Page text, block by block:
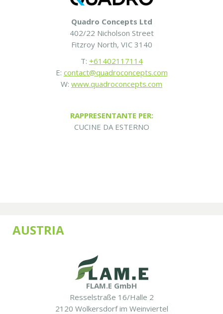
Quadro Concepts Ltd
402/22 Nicholson Street
Fitzroy North, VIC 3140
T: +61402117114
E: contact@quadroconcepts.com
W: www.quadroconcepts.com
RAPPRESENTANTE PER:
CUCINE DA ESTERNO
AUSTRIA
FLAM.E GmbH
Resselstraße 16/Halle 2
2120 Wolkersdorf im Weinviertel